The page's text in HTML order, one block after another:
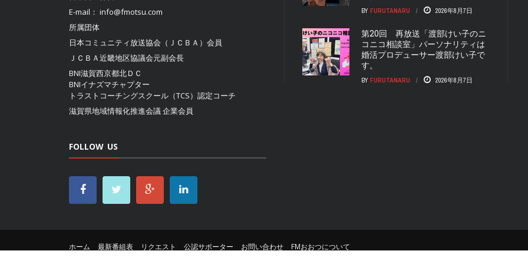
E-mail： info@fmotsu.com
所属団体
日本コミュニティ放送協会（ＪＣＢＡ） 会員
ＪＣＢＡ近畿地区協議会元副会長
BNI滋賀西京都北ＤＣ
BNIイナズマチャプター
トラストコーチングスクール（TCS）認定コーチ
滋賀県地域情報化推進会議企業会員
FOLLOW US
BY FURUTANARU 2026年8月7日
第20回 再放送「渡部けい子のニ
コニコ相談室」パーソナリティは
婚活プロデューサー渡部けい子で
す。
BY FURUTANARU 2026年8月7日
ホーム 最新番組表 リクエスト 公認サポーター お問い合わせ FMおおつについて